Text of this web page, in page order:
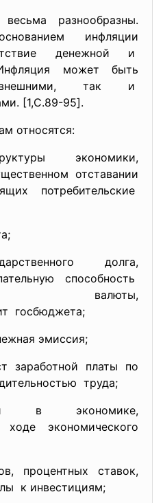
разнообразны.
инфляции
денежной и
может быть
так и
[1,C.89-95].
относятся:
экономики,
отставании
потребительские
долга,
способность
валюты,
госбюджета;
эмиссия;
заработной платы по
труда;
в экономике,
экономического
процентных ставок,
к инвестициям;